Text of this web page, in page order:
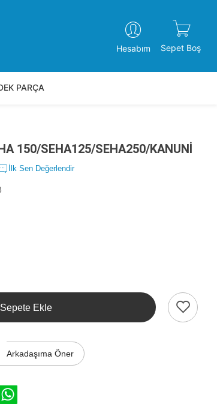
Hesabım Sepet Boş
PARÇA
150/SEHA125/SEHA250/KANUNİ
İlk Sen Değerlendir
Sepete Ekle
Arkadaşıma Öner